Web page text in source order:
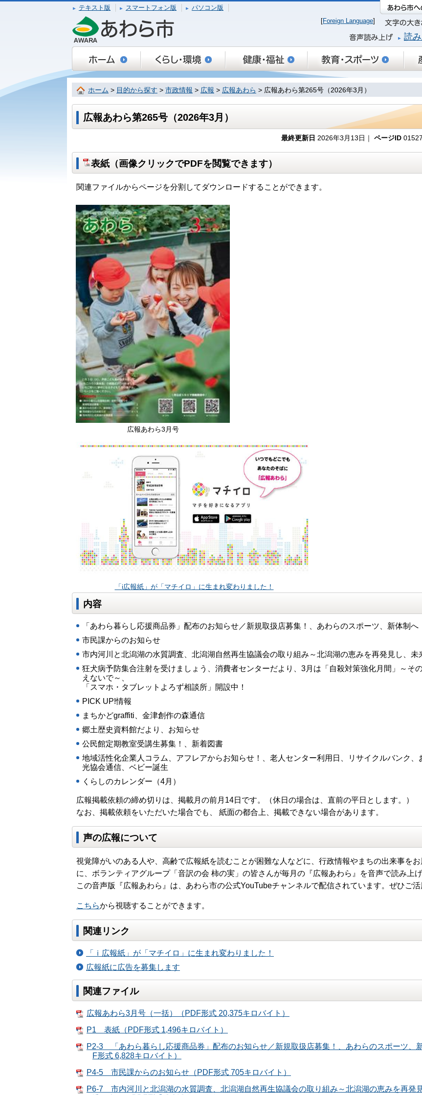
テキスト版 スマートフォン版
パソコン版
[Foreign Language]
読
ホーム > 目的から探す > 市政情報 > 広報 > 広報あわら > 広報あわら第265号（2026年3月）
広報あわら第265号（2026年3月）
最終更新日 2026年3月13日｜ ページID
表紙（画像クリックでPDFを閲覧できます）
関連ファイルからページを分割してダウンロードすることができます。
広報あわら3月号
「i広報紙」が「マチイロ」に生まれ変わりました！
内容
「あわら暮らし応援商品券」配布のお知らせ／新規取扱店募集！、あわらのスポーツ、新体制へ
市民課からのお知らせ
市内河川と北潟湖の水質調査、北潟湖自然再生協議会の取り組み～北潟湖の恵みを再発見し、未
狂犬病予防集合注射を受けましょう、消費者センターだより、3月は「自殺対策強化月間」～そ
えないで～、
「スマホ・タブレットよろず相談所」開設中！
PICK UP!情報
まちかどgraffiti、金津創作の森通信
郷土歴史資料館だより、お知らせ
公民館定期教室受講生募集！、新着図書
地域活性化企業人コラム、アフレアからお知らせ！、老人センター利用日、リサイクルバンク、
光協会通信、ベビー誕生
くらしのカレンダー（4月）
広報掲載依頼の締め切りは、掲載月の前月14日です。（休日の場合は、直前の平日とします。）
なお、掲載依頼をいただいた場合でも、 紙面の都合上、掲載できない場合があります。
声の広報について
視覚障がいのある人や、高齢で広報紙を読むことが困難な人などに、行政情報やまちの出来事を
に、ボランティアグループ「音訳の会 柿の実」の皆さんが毎月の『広報あわら』を音声で読み上げ
この音声版『広報あわら』は、あわら市の公式YouTubeチャンネルで配信されています。ぜひご活
こちらから視聴することができます。
関連リンク
「ｉ広報紙」が「マチイロ」に生まれ変わりました！
広報紙に広告を募集します
関連ファイル
広報あわら3月号（一括）（PDF形式 20,375キロバイト）
P1 表紙（PDF形式 1,496キロバイト）
P2-3 「あわら暮らし応援商品券」配布のお知らせ／新規取扱店募集！、あわらのスポーツ、
F形式 6,828キロバイト）
P4-5 市民課からのお知らせ（PDF形式 705キロバイト）
P6-7 市内河川と北潟湖の水質調査、北潟湖自然再生協議会の取り組み～北潟湖の恵みを再発